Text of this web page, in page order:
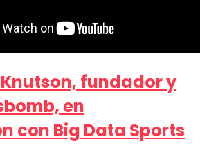
fundador y
en
con Big Data Sports